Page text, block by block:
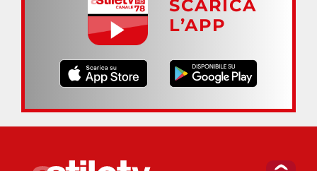
SCARICA
L’APP